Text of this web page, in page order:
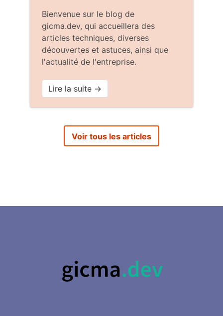
Bienvenue sur le blog de
gicma.dev, qui accueillera des
articles techniques, diverses
découvertes et astuces, ainsi que
l'actualité de l'entreprise.
Lire la suite →
Voir tous les articles